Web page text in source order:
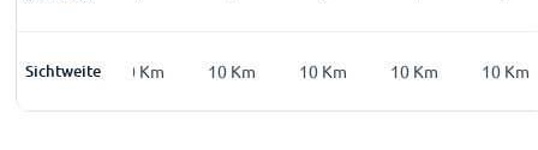
Sichtweite
10Km 10 Km 10 Km 10 Km 10 Km 10 Km